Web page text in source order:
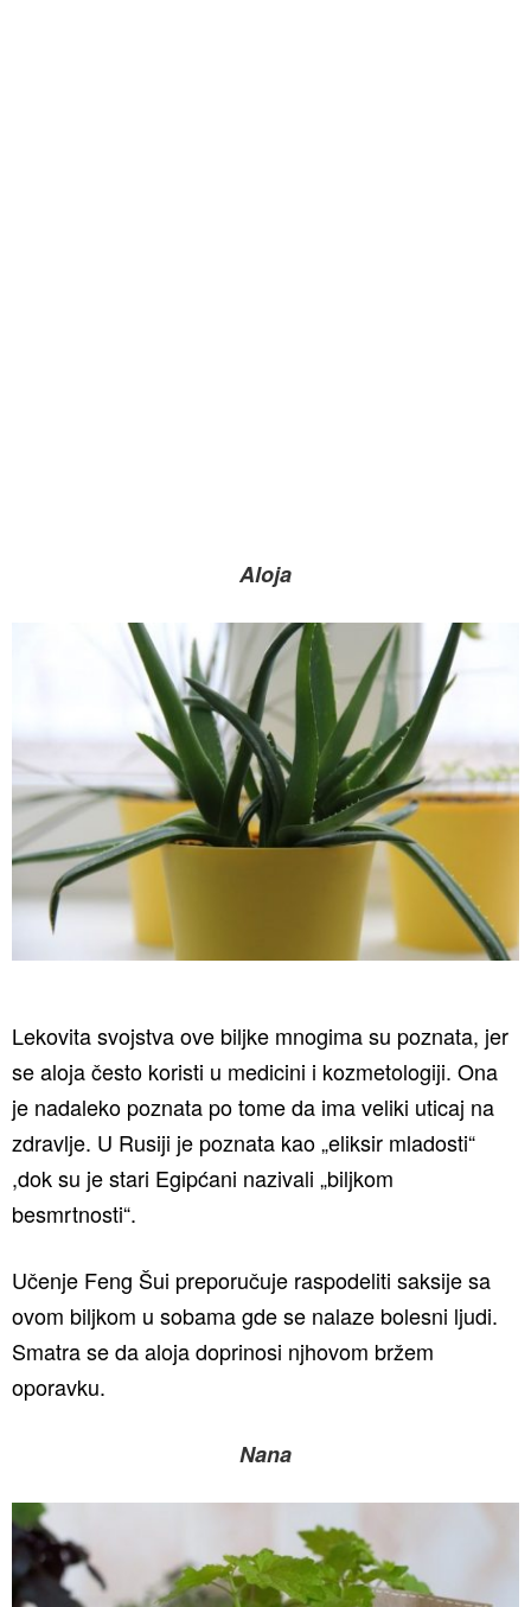
Aloja
Lekovita svojstva ove biljke mnogima su poznata, jer
se aloja često koristi u medicini i kozmetologiji. Ona
je nadaleko poznata po tome da ima veliki uticaj na
zdravlje. U Rusiji je poznata kao „eliksir mladosti“
,dok su je stari Egipćani nazivali „biljkom
besmrtnosti“.
Učenje Feng Šui preporučuje raspodeliti saksije sa
ovom biljkom u sobama gde se nalaze bolesni ljudi.
Smatra se da aloja doprinosi njhovom bržem
oporavku.
Nana